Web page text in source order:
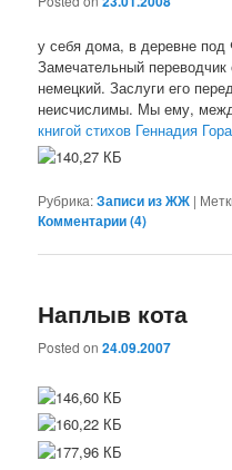
у себя дома, в деревне под
Замечательный переводчик
немецкий. Заслуги его
неисчислимы. Мы ему,
книгой стихов Геннадия Гора
Рубрика:Записи из ЖЖ |
Комментарии (4)
Наплыв кота
Posted on24.09.2007